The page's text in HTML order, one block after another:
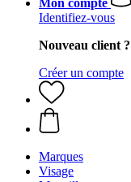
Mon compte
Identifiez-vous
Nouveau client ?
Créer un compte
Marques
Visage